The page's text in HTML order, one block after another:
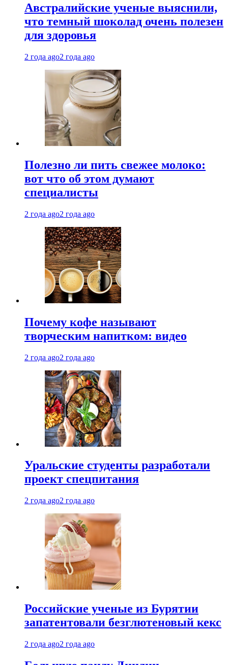
Австралийские ученые выяснили,
что темный шоколад очень полезен
для здоровья
2 года ago2 года ago
Полезно ли пить свежее молоко:
вот что об этом думают
специалисты
2 года ago2 года ago
Почему кофе называют
творческим напитком: видео
2 года ago2 года ago
Уральские студенты разработали
проект спецпитания
2 года ago2 года ago
Российские ученые из Бурятии
запатентовали безглютеновый кекс
2 года ago2 года ago